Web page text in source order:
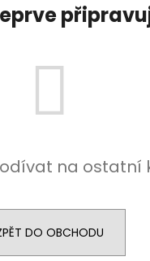
na ostatní
DO OBCHODU